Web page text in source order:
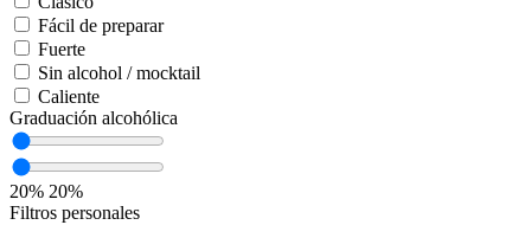
Fácil de preparar
Fuerte
Sin alcohol / mocktail
Caliente
Graduación alcohólica
20% 20%
Filtros personales